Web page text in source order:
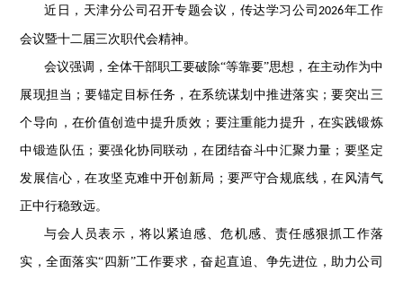
近日，天津分公司召开专题会议，传达学习公司 2026年工作
会议暨十二届三次职代会精神。
会议强调，全体干部职工要破除“等靠要”思想，在主动作为中
展现担当；要锚定目标任务，在系统谋划中推进落实；要突出三
个导向，在价值创造中提升质效；要注重能力提升，在实践锻炼
中锻造队伍；要强化协同联动，在团结奋斗中汇聚力量；要坚定
发展信心，在攻坚克难中开创新局；要严守合规底线，在风清气
正中行稳致远。
与会人员表示，将以紧迫感、危机感、责任感狠抓工作落
实，全面落实“四新”工作要求，奋起直追、争先进位，助力公司